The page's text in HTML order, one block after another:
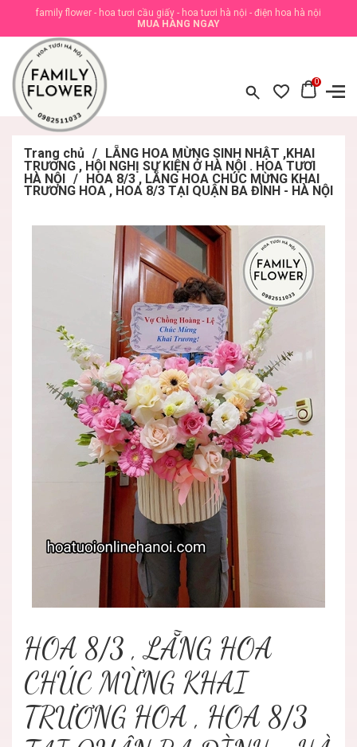
family flower - hoa tươi cầu giấy - hoa tươi hà nội - điện hoa hà nội
MUA HÀNG NGAY
0
Trang chủ / LẴNG HOA MỪNG SINH NHẬT ,KHAI
TRƯƠNG , HỘI NGHỊ SỰ KIỆN Ở HÀ NỘI . HOA TƯƠI
HÀ NỘI / HOA 8/3 , LẴNG HOA CHÚC MỪNG KHAI
TRƯƠNG HOA , HOA 8/3 TẠI QUẬN BA ĐÌNH - HÀ NỘI
HOA 8/3 , LẴNG HOA
CHÚC MỪNG KHAI
TRƯƠNG HOA , HOA 8/3